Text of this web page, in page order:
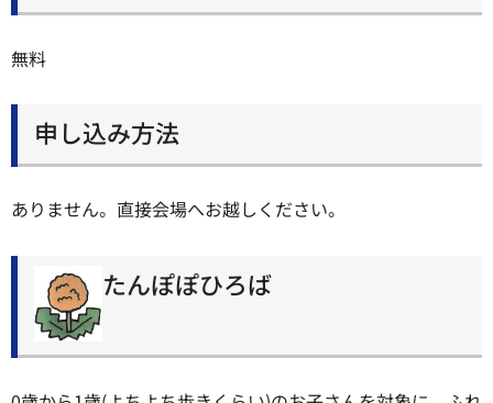
無料
申し込み方法
ありません。直接会場へお越しください。
たんぽぽひろば